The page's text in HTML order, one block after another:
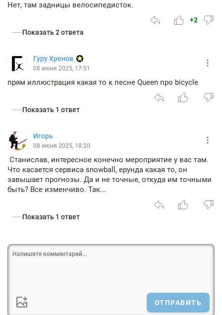
Нет, там задницы велосипедисток.
+2
Показать 2 ответа
Гуру Хренов
08 июня 2025, 17:51
прям иллюстрация какая то к песне Queen про bicycle
Показать 1 ответ
Игорь
08 июня 2025, 18:20
Станислав, интересное конечно мероприятие у вас там.
Что касается сервиса snowball, ерунда какая то, он
завышает прогнозы. Да и не точные, откуда им точными
быть? Все изменчиво. Так...
Показать 1 ответ
ОТПРАВИТЬ